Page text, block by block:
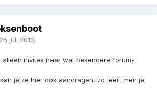
25 juli 2013
alleen invites naar wat bekendere forum-
je ze hier ook aandragen, zo leert men je